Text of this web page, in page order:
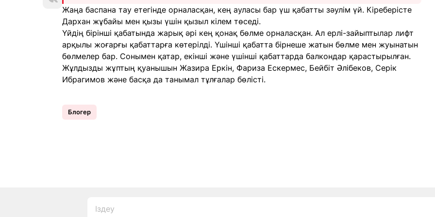
Жаңа баспана тау етегінде орналасқан, кең ауласы бар үш қабатты зәулім үй. Кіреберісте
Дархан жұбайы мен қызы үшін қызыл кілем төседі.
Үйдің бірінші қабатында жарық әрі кең қонақ бөлме орналасқан. Ал ерлі-зайыптылар лифт
арқылы жоғарғы қабаттарға көтерілді. Үшінші қабатта бірнеше жатын бөлме мен жуынатын
бөлмелер бар. Сонымен қатар, екінші және үшінші қабаттарда балкондар қарастырылған.
Жұлдызды жұптың қуанышын Жазира Еркін, Фариза Ескермес, Бейбіт Әлібеков, Серік
Ибрагимов және басқа да танымал тұлғалар бөлісті.
Блогер